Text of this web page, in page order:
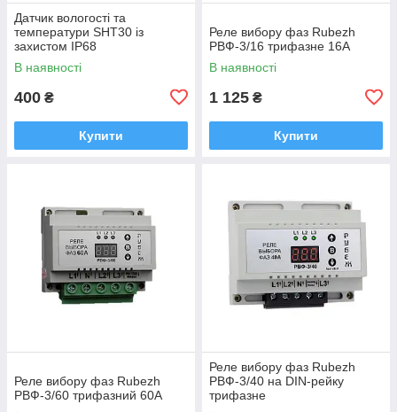
Датчик вологості та
температури SHT30 із
захистом IP68
В наявності
400 ₴
Купити
Реле вибору фаз Rubezh
РВФ-3/16 трифазне 16А
В наявності
1 125 ₴
Купити
Реле вибору фаз Rubezh
РВФ-3/60 трифазний 60А
Реле вибору фаз Rubezh
РВФ-3/40 на DIN-рейку
трифазне